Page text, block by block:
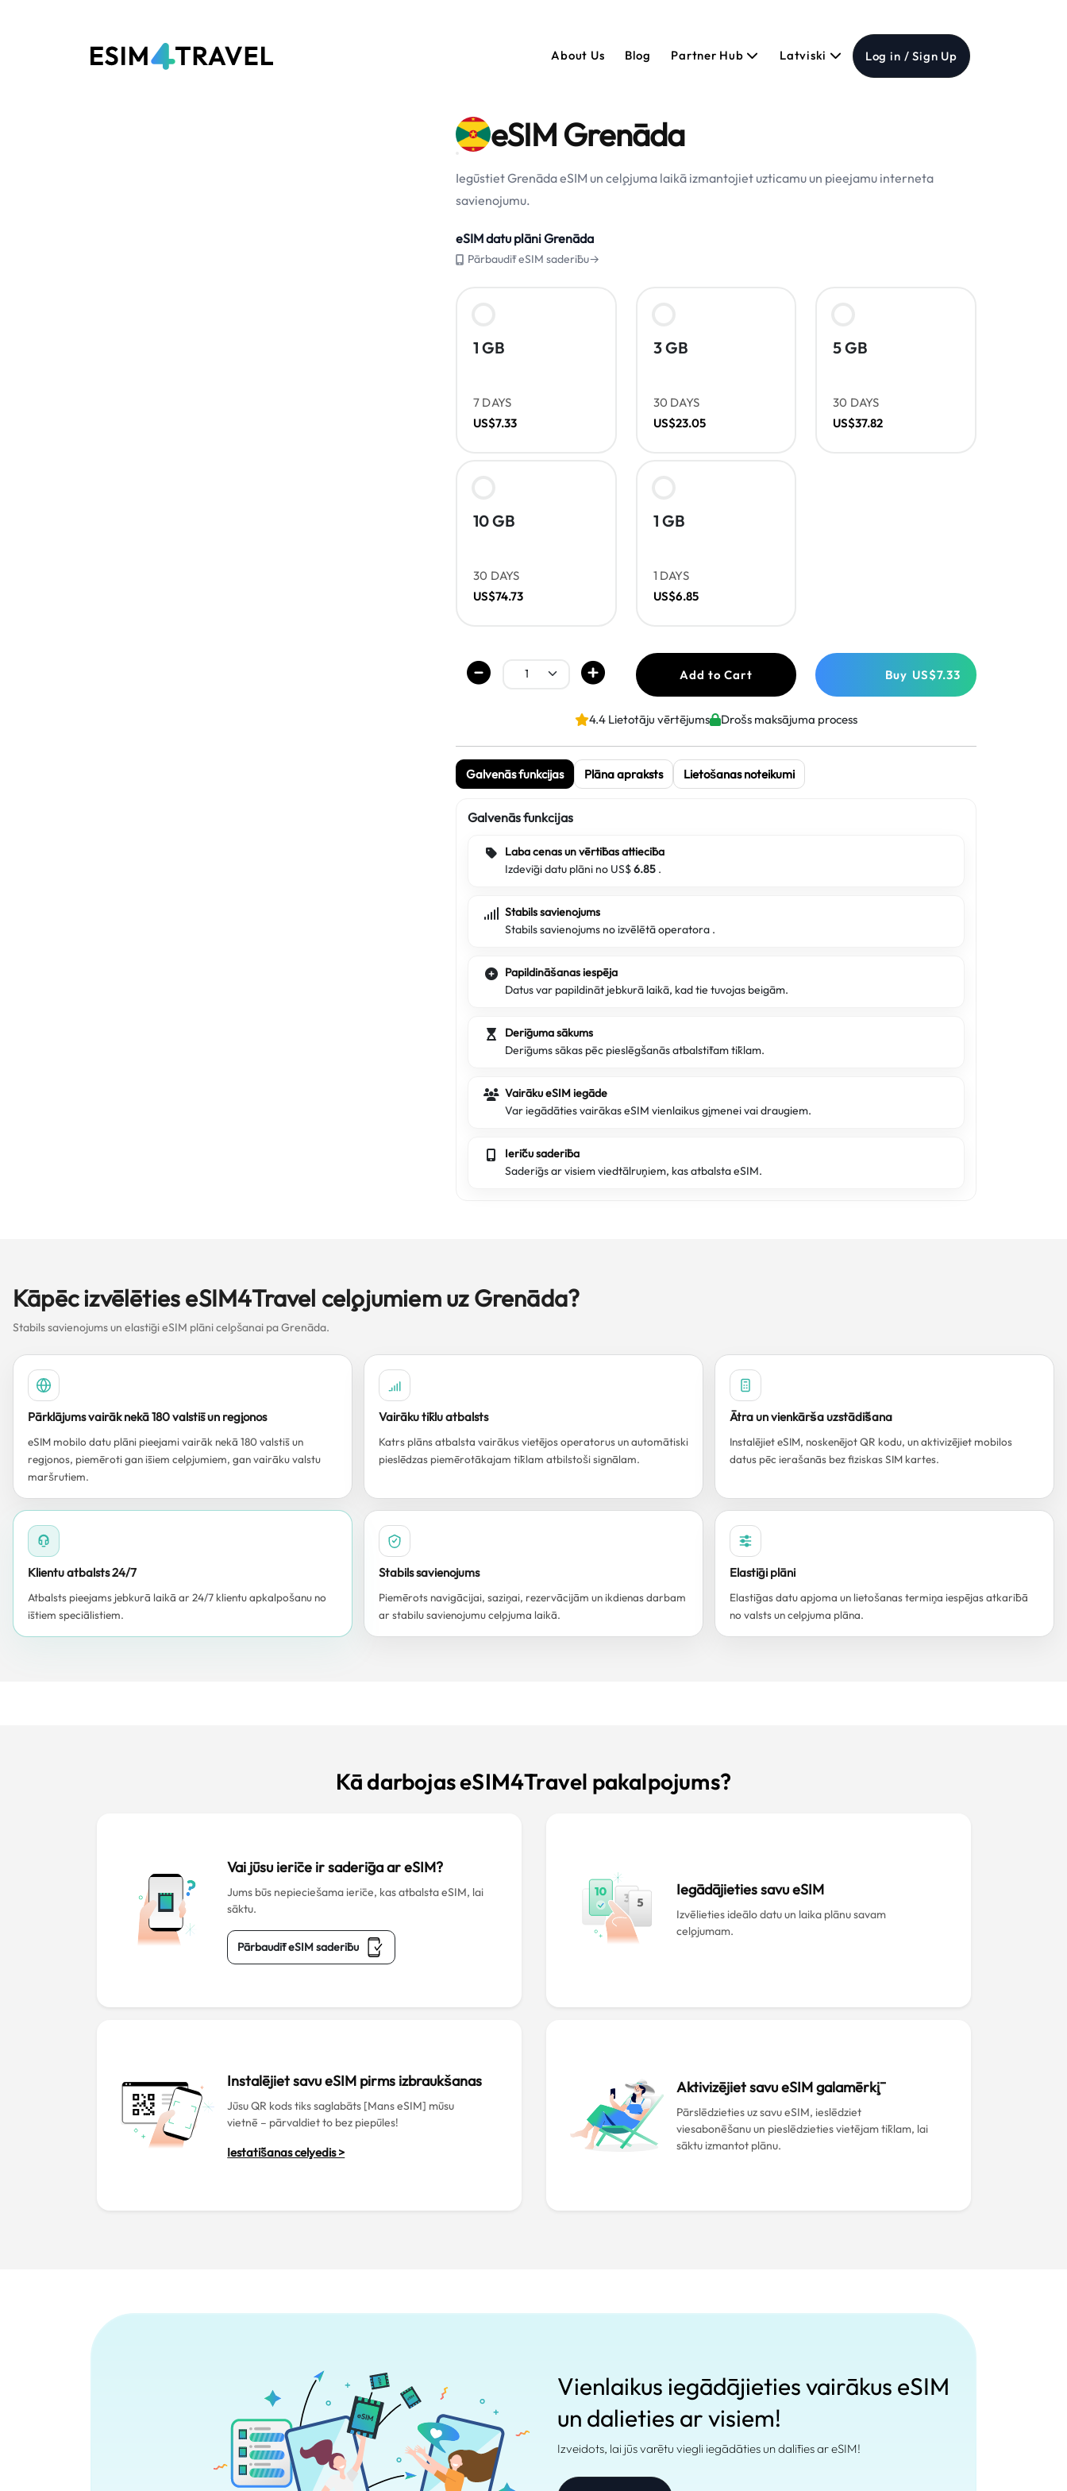
About Us Blog Partner Hub Latviski Log in / Sign Up
eSIM Grenāda
Iegūstiet Grenāda eSIM un ceļojuma laikā izmantojiet uzticamu un pieejamu interneta
savienojumu.
eSIM datu plāni Grenāda
Pārbaudīt eSIM saderību→
1 GB
7 DAYS
US$7.33
3 GB
30 DAYS
US$23.05
5 GB
30 DAYS
US$37.82
10 GB
30 DAYS
US$74.73
1 GB
1 DAYS
US$6.85
Add to Cart Buy US$7.33
4.4 Lietotāju vērtējums Drošs maksājuma process
Galvenās funkcijas Plāna apraksts Lietošanas noteikumi
Galvenās funkcijas
Laba cenas un vērtības attiecība
Izdevīgi datu plāni no US$6.85 .
Stabils savienojums
Stabils savienojums no izvēlētā operatora .
Papildināšanas iespēja
Datus var papildināt jebkurā laikā, kad tie tuvojas beigām.
Derīguma sākums
Derīgums sākas pēc pieslēgšanās atbalstītam tīklam.
Vairāku eSIM iegāde
Var iegādāties vairākas eSIM vienlaikus ģimenei vai draugiem.
Ierīču saderība
Saderīgs ar visiem viedtālruņiem, kas atbalsta eSIM.
Kāpēc izvēlēties eSIM4Travel ceļojumiem uz Grenāda?
Stabils savienojums un elastīgi eSIM plāni ceļošanai pa Grenāda.
Pārklājums vairāk nekā 180 valstīs un reģionos
eSIM mobilo datu plāni pieejami vairāk nekā 180 valstīs un
reģionos, piemēroti gan īsiem ceļojumiem, gan vairāku valstu
maršrutiem.
Vairāku tīklu atbalsts
Katrs plāns atbalsta vairākus vietējos operatorus un automātiski
pieslēdzas piemērotākajam tīklam atbilstoši signālam.
Ātra un vienkārša uzstādīšana
Instalējiet eSIM, noskenējot QR kodu, un aktivizējiet mobilos
datus pēc ierašanās bez fiziskas SIM kartes.
Klientu atbalsts 24/7
Atbalsts pieejams jebkurā laikā ar 24/7 klientu apkalpošanu no
īstiem speciālistiem.
Stabils savienojums
Piemērots navigācijai, saziņai, rezervācijām un ikdienas darbam
ar stabilu savienojumu ceļojuma laikā.
Elastīgi plāni
Elastīgas datu apjoma un lietošanas termiņa iespējas atkarībā
no valsts un ceļojuma plāna.
Kā darbojas eSIM4Travel pakalpojums?
Vai jūsu ierīce ir saderīga ar eSIM?
Jums būs nepieciešama ierīce, kas atbalsta eSIM, lai
sāktu.
Pārbaudīt eSIM saderību
Iegādājieties savu eSIM
Izvēlieties ideālo datu un laika plānu savam
ceļojumam.
Instalējiet savu eSIM pirms izbraukšanas
Jūsu QR kods tiks saglabāts [Mans eSIM] mūsu
vietnē – pārvaldiet to bez piepūles!
Iestatīšanas ceļvedis >
Aktivizējiet savu eSIM galamērķī
Pārslēdzieties uz savu eSIM, ieslēdziet
viesabonēšanu un pieslēdzieties vietējam tīklam, lai
sāktu izmantot plānu.
Vienlaikus iegādājieties vairākus eSIM
un dalieties ar visiem!
Izveidots, lai jūs varētu viegli iegādāties un dalīties ar eSIM!